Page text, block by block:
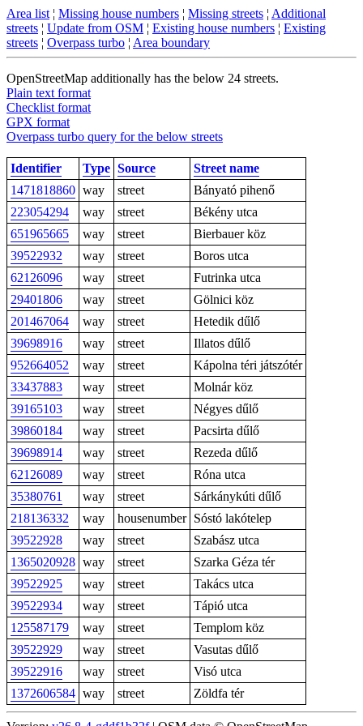
Area list ¦ Missing house numbers ¦ Missing streets ¦ Additional
streets ¦ Update from OSM ¦ Existing house numbers ¦ Existing
streets ¦ Overpass turbo ¦ Area boundary
OpenStreetMap additionally has the below 24 streets.
Plain text format
Checklist format
GPX format
Overpass turbo query for the below streets
Identifier Type Source
Street name
1471818860 way street
Bányató pihenő
223054294
way street
Békény utca
651965665
way street
Bierbauer köz
39522932
way street
Boros utca
62126096
way street
Futrinka utca
29401806
way street
Gölnici köz
201467064
way street
Hetedik dűlő
39698916
way street
Illatos dűlő
952664052
way street
Kápolna téri játszótér
33437883
way street
Molnár köz
39165103
way street
Négyes dűlő
39860184
way street
Pacsirta dűlő
39698914
way street
Rezeda dűlő
62126089
way street
Róna utca
35380761
way street
Sárkánykúti dűlő
218136332
way housenumber Sóstó lakótelep
39522928
way street
Szabász utca
1365020928 way street
Szarka Géza tér
39522925
way street
Takács utca
39522934
way street
Tápió utca
125587179
way street
Templom köz
39522929
way street
Vasutas dűlő
39522916
way street
Visó utca
1372606584 way street Zöldfa tér